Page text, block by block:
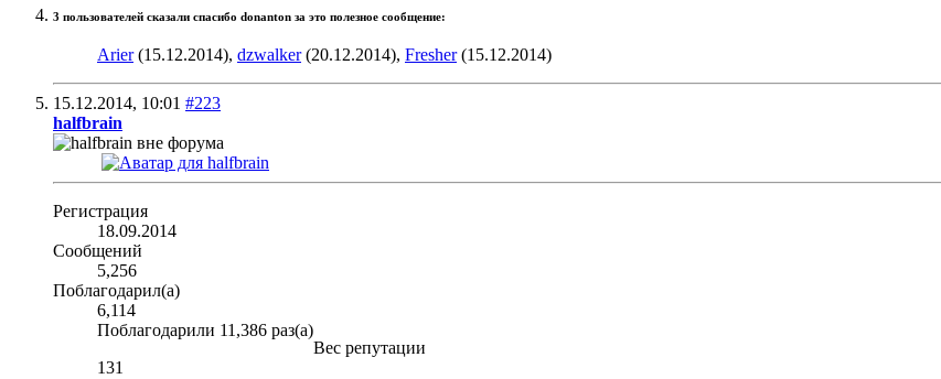
3 пользователей сказали cпасибо donanton за это полезное сообщение:
Arier(15.12.2014), dzwalker(20.12.2014), Fresher(15.12.2014)
15.12.2014, 10:01 #223
halfbrain
Регистрация
18.09.2014
Сообщений
5,256
Поблагодарил(а)
6,114
Поблагодарили 11,386 раз(а)
Вес репутации
131